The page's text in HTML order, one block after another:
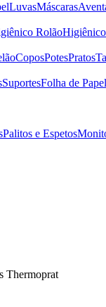
LuvasMáscaras
Rolão
CoposPotesPratos
SuportesFolha de
Palitos e Espetos
Thermoprat